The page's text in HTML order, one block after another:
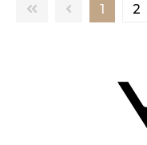
1 2